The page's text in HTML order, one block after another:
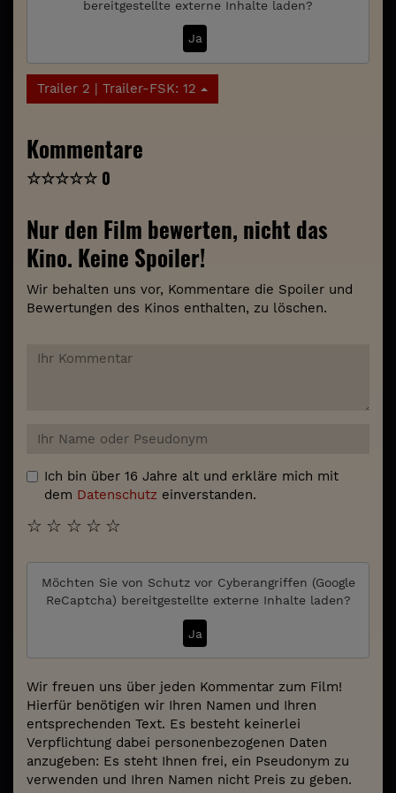
bereitgestellte externe Inhalte laden?
Ja
Trailer 2 | Trailer-FSK: 12
Kommentare
☆☆☆☆☆ 0
Nur den Film bewerten, nicht das
Kino. Keine Spoiler!
Wir behalten uns vor, Kommentare die Spoiler und
Bewertungen des Kinos enthalten, zu löschen.
Ich bin über 16 Jahre alt und erkläre mich mit
dem Datenschutz einverstanden.
☆
☆
☆
☆
☆
Möchten Sie von Schutz vor Cyberangriffen (Google
ReCaptcha) bereitgestellte externe Inhalte laden?
Ja
Wir freuen uns über jeden Kommentar zum Film!
Hierfür benötigen wir Ihren Namen und Ihren
entsprechenden Text. Es besteht keinerlei
Verpflichtung dabei personenbezogenen Daten
anzugeben: Es steht Ihnen frei, ein Pseudonym zu
verwenden und Ihren Namen nicht Preis zu geben.